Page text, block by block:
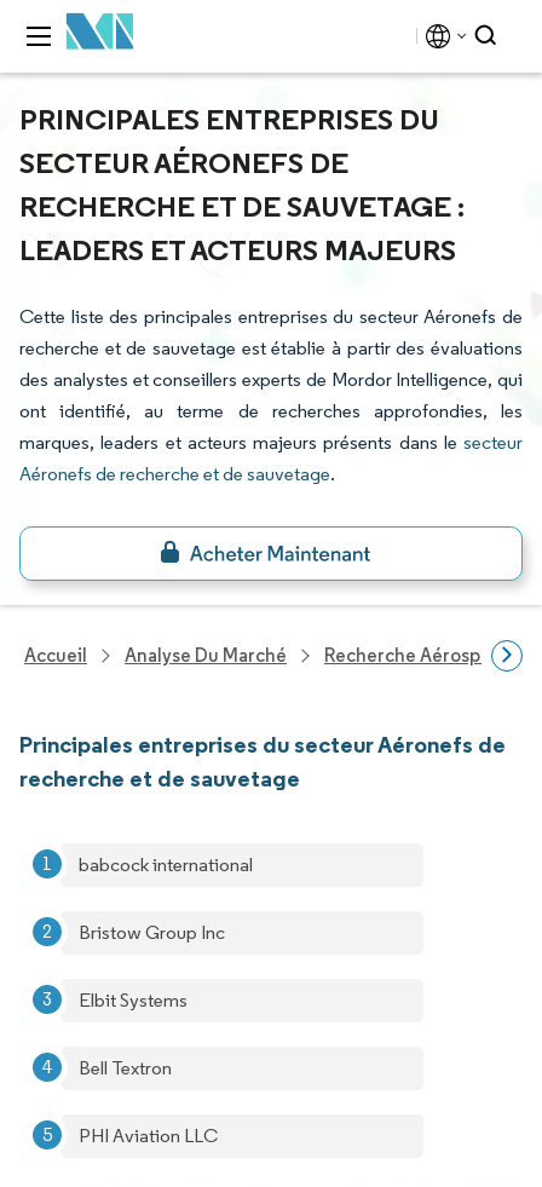
PRINCIPALES ENTREPRISES DU
SECTEUR AÉRONEFS DE
RECHERCHE ET DE SAUVETAGE :
LEADERS ET ACTEURS MAJEURS
Cette liste des principales entreprises du secteur Aéronefs de
recherche et de sauvetage est établie à partir des évaluations
des analystes et conseillers experts de Mordor Intelligence, qui
ont identifié, au terme de recherches approfondies, les
marques, leaders et acteurs majeurs présents dans le secteur
Aéronefs de recherche et de sauvetage.
Accueil Analyse Du Marché Recherche Aérospatiale
Principales entreprises du secteur Aéronefs de
recherche et de sauvetage
babcock international
Bristow Group Inc
Elbit Systems
Bell Textron
PHI Aviation LLC